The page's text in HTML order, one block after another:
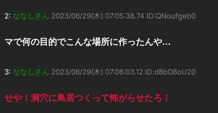
2: ななしさん 2023/06/29(木) 07:05:38.74 ID:QNoufgeb0
マで何の目的でこんな場所に作ったんや…
3: ななしさん 2023/06/29(木) 07:06:03.12 ID:d8bO8oU20
せや！洞穴に鳥居つくって怖がらせたろ！